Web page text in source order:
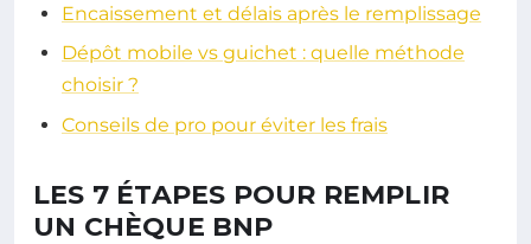
Encaissement et délais après le remplissage
Dépôt mobile vs guichet : quelle méthode
choisir ?
Conseils de pro pour éviter les frais
LES 7 ÉTAPES POUR REMPLIR
UN CHÈQUE BNP